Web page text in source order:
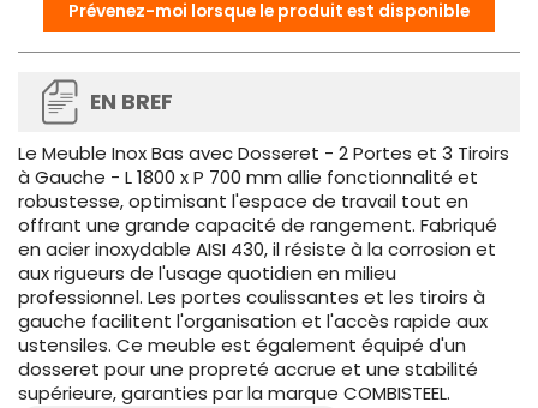
Prévenez-moi lorsque le produit est disponible
EN BREF
Le Meuble Inox Bas avec Dosseret - 2 Portes et 3 Tiroirs
à Gauche - L 1800 x P 700 mm allie fonctionnalité et
robustesse, optimisant l'espace de travail tout en
offrant une grande capacité de rangement. Fabriqué
en acier inoxydable AISI 430, il résiste à la corrosion et
aux rigueurs de l'usage quotidien en milieu
professionnel. Les portes coulissantes et les tiroirs à
gauche facilitent l'organisation et l'accès rapide aux
ustensiles. Ce meuble est également équipé d'un
dosseret pour une propreté accrue et une stabilité
supérieure, garanties par la marque COMBISTEEL.